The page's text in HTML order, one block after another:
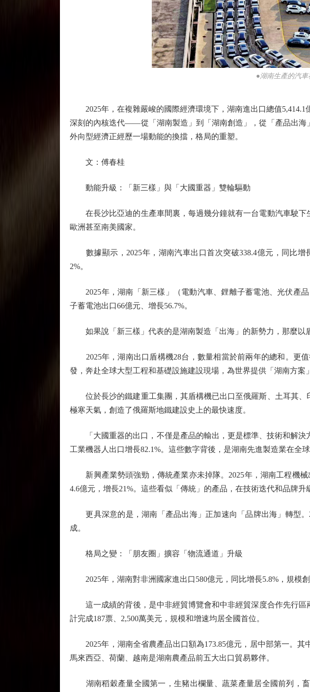
●湖南生產的汽車
2025年，在複雜嚴峻的國際經濟環境下，湖南進出口總值5,414.1
深刻的內核迭代——從「湖南製造」到「湖南創造」，從「產品出海
外向型經濟正經歷一場動能的換擋，格局的重塑。
文：傅春桂
動能升級：「新三樣」與「大國重器」雙輪驅動
在長沙比亞迪的生產車間裏，每過幾分鐘就有一台電動汽車駛下
歐洲甚至南美國家。
數據顯示，2025年，湖南汽車出口首次突破338.4億元，同比增
2%。
2025年，湖南「新三樣」（電動汽車、鋰離子蓄電池、光伏產品
子蓄電池出口66億元、增長56.7%。
如果說「新三樣」代表的是湖南製造「出海」的新勢力，那麼以
2025年，湖南出口盾構機28台，數量相當於前兩年的總和。更值
發，奔赴全球大型工程和基礎設施建設現場，為世界提供「湖南方案
位於長沙的鐵建重工集團，其盾構機已出口至俄羅斯、土耳其、
極寒天氣，創造了俄羅斯地鐵建設史上的最快速度。
「大國重器的出口，不僅是產品的輸出，更是標準、技術和解決
工業機器人出口增長82.1%。這些數字背後，是湖南先進製造業在全
新興產業勢頭強勁，傳統產業亦未掉隊。2025年，湖南工程機械
4.6億元，增長21%。這些看似「傳統」的產品，在技術迭代和品牌升
更具深意的是，湖南「產品出海」正加速向「品牌出海」轉型。
成。
格局之變：「朋友圈」擴容「物流通道」升級
2025年，湖南對非洲國家進出口580億元，同比增長5.8%，規模
這一成績的背後，是中非經貿博覽會和中非經貿深度合作先行區
計完成187票、2,500萬美元，規模和增速均居全國首位。
2025年，湖南全省農產品出口額為173.85億元，居中部第一。其
馬來西亞、荷蘭、越南是湖南農產品前五大出口貿易夥伴。
湖南稻穀產量全國第一，生豬出欄量、蔬菜產量居全國前列，